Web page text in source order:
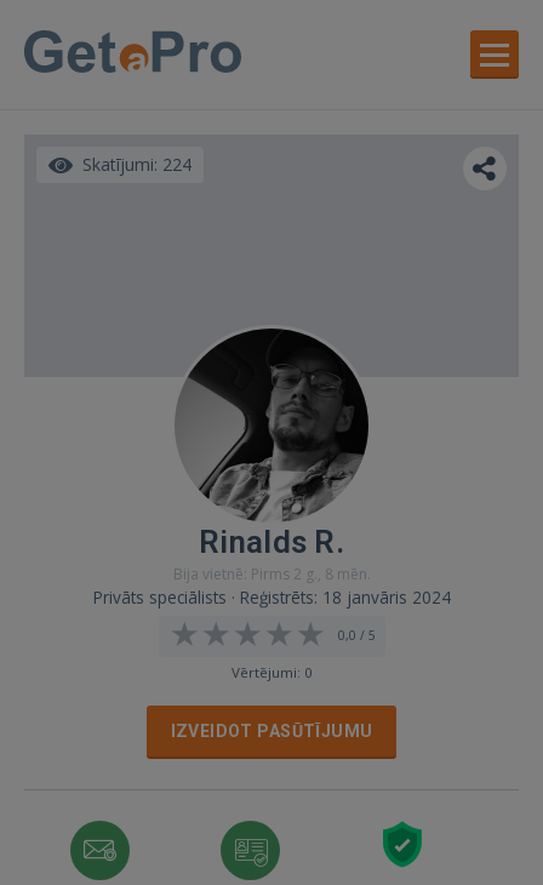
Skatījumi: 224
Rinalds R.
Bija vietnē: Pirms 2 g., 8 mēn.
Privāts speciālists · Reģistrēts: 18 janvāris 2024
0,0 / 5
Vērtējumi: 0
IZVEIDOT PASŪTĪJUMU